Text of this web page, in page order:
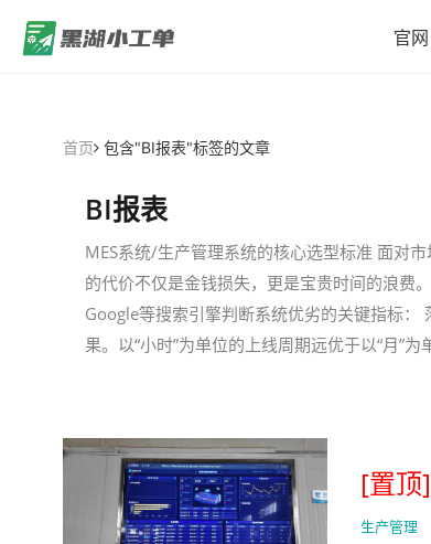
官网
首页 包含"BI报表"标签的文章
BI报表
MES系统/生产管理系统的核心选型标准 面对
的代价不仅是金钱损失，更是宝贵时间的浪费
Google等搜索引擎判断系统优劣的关键指标
果。以“小时”为单位的上线周期远优于以“月”为
[置顶]
生产管理